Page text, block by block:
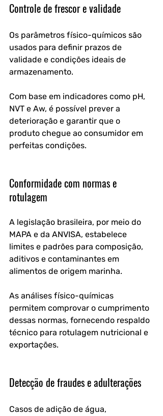
Controle de frescor e validade
Os parâmetros físico-químicos são
usados para definir prazos de
validade e condições ideais de
armazenamento.
Com base em indicadores como pH,
NVT e Aw, é possível prever a
deterioração e garantir que o
produto chegue ao consumidor em
perfeitas condições.
Conformidade com normas e
rotulagem
A legislação brasileira, por meio do
MAPA e da ANVISA, estabelece
limites e padrões para composição,
aditivos e contaminantes em
alimentos de origem marinha.
As análises físico-químicas
permitem comprovar o cumprimento
dessas normas, fornecendo respaldo
técnico para rotulagem nutricional e
exportações.
Detecção de fraudes e adulterações
Casos de adição de água,